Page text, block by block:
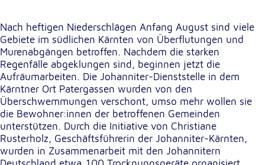
Nach heftigen Niederschlägen Anfang August sind viele
Gebiete im südlichen Kärnten von Überflutungen und
Murenabgängen betroffen. Nachdem die starken
Regenfälle abgeklungen sind, beginnen jetzt die
Aufräumarbeiten. Die Johanniter-Dienststelle in dem
Kärntner Ort Patergassen wurden von den
Überschwemmungen verschont, umso mehr wollen sie
die Bewohner:innen der betroffenen Gemeinden
unterstützen. Durch die Initiative von Christiane
Rusterholz, Geschäftsführerin der Johanniter-Kärnten,
wurden in Zusammenarbeit mit den Johannitern
Statistik Cookies erfassen Informationen anonym.
Diese Informationen helfen uns zu verstehen, wie
unsere Besucher unsere Website nutzen.
Google Analytics
Name:
_ga, _gid, _gac_gb_
Anbieter:
Google LLC